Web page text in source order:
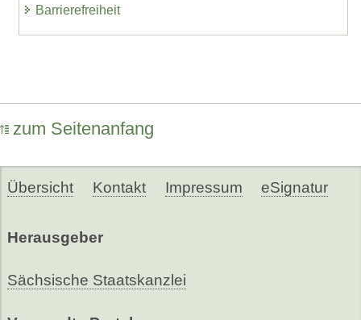
Barrierefreiheit
zum Seitenanfang
Übersicht Kontakt Impressum eSignatur
Herausgeber
Sächsische Staatskanzlei